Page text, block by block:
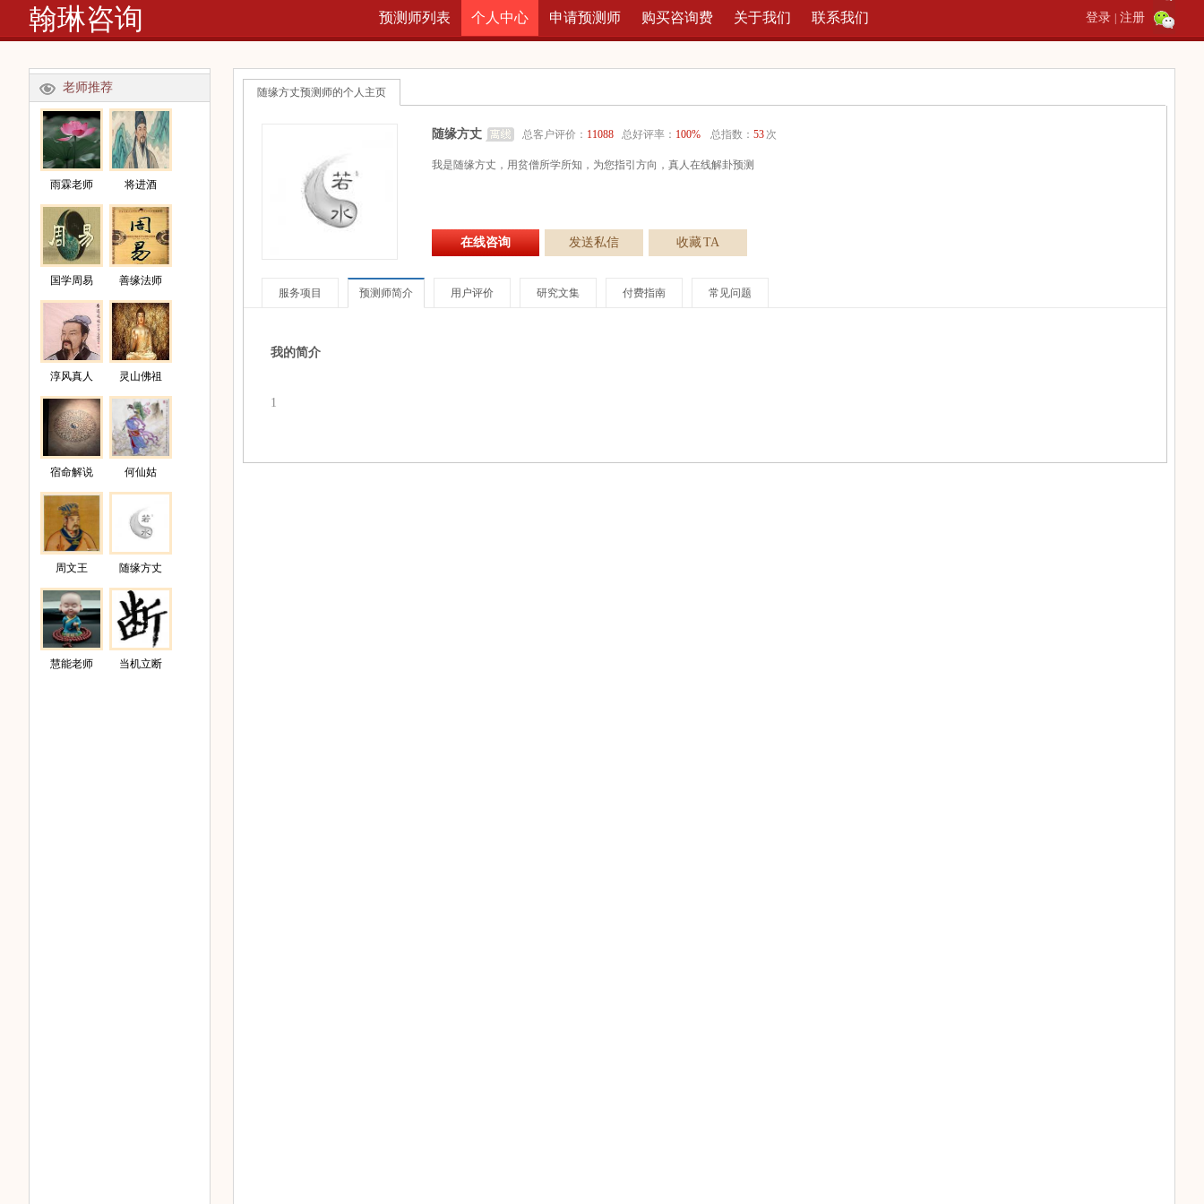
翰琳咨询
登录 注册
预测师列表 个人中心 申请预测师 购买咨询费 关于我们 联系我们
随缘方丈预测师的个人主页
随缘方丈 总客户评价： 11088 总好评率： 100% 总指数： 53 次
我是随缘方丈，用贫僧所学所知，为您指引方向，真人在线解卦预测
在线咨询 发送私信 收藏TA
服务项目 预测师简介 用户评价 研究文集 付费指南 常见问题
我的简介
1
老师推荐
雨霖老师 将进酒
国学周易 善缘法师
淳风真人 灵山佛祖
宿命解说 何仙姑
周文王 随缘方丈
慧能老师 当机立断